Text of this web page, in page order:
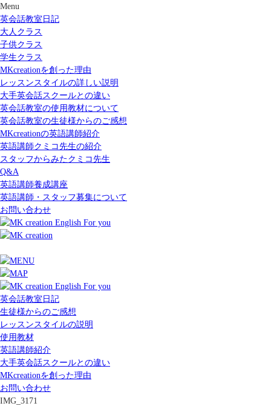
Menu
英会話教室日記
大人クラス
子供クラス
学生クラス
MKcreationを創った理由
レッスンスタイルの詳しい説明
大手英会話スクールとの違い
英会話教室の使用教材について
英会話教室の生徒様からのご感想
MKcreationの英語講師紹介
英語講師クミコ先生の紹介
スタッフからみたクミコ先生
Q&A
英語講師養成講座
英語講師・スタッフ募集について
お問い合わせ
英会話教室日記
生徒様からのご感想
レッスンスタイルの説明
使用教材
英語講師紹介
大手英会話スクールとの違い
MKcreationを創った理由
お問い合わせ
IMG_3171